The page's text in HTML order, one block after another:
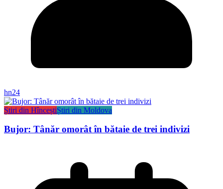
hn24
Știri din HînceștiȘtiri din Moldova
Bujor: Tânăr omorât în bătaie de trei indivizi